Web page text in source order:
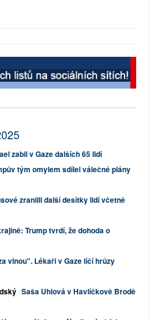
zabil v Gaze dalších 65 lidí
tým omylem sdílel válečné plány
zraniili další desítky lidí včetně
Trump tvrdí, že dohoda o
vlnou". Lékaři v Gaze líčí hrůzy
Saša Uhlová v Havlíčkově Brodě